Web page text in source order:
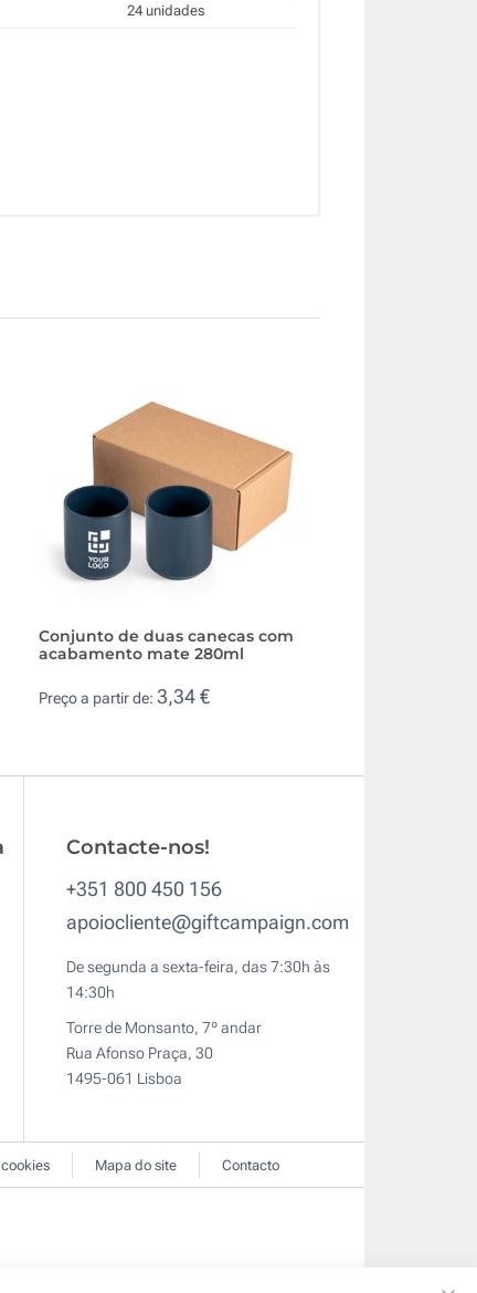
24 unidades
Conjunto de duas canecas com
acabamento mate 280ml
Preço a partir de: 3,34 €
Contacte-nos!
+351 800 450 156
apoiocliente@giftcampaign.com
De segunda a sexta-feira, das 7:30h às
14:30h
Torre de Monsanto, 7º andar
Rua Afonso Praça, 30
1495-061 Lisboa
Mapa do site Contacto